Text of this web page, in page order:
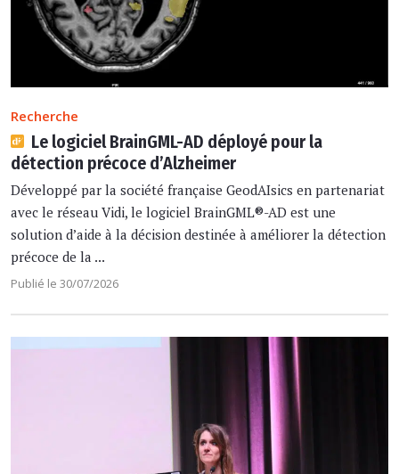
Recherche
Le logiciel BrainGML-AD déployé pour la
détection précoce d’Alzheimer
Développé par la société française GeodAIsics en partenariat
avec le réseau Vidi, le logiciel BrainGML®-AD est une
solution d’aide à la décision destinée à améliorer la détection
précoce de la ...
Publié le 30/07/2026